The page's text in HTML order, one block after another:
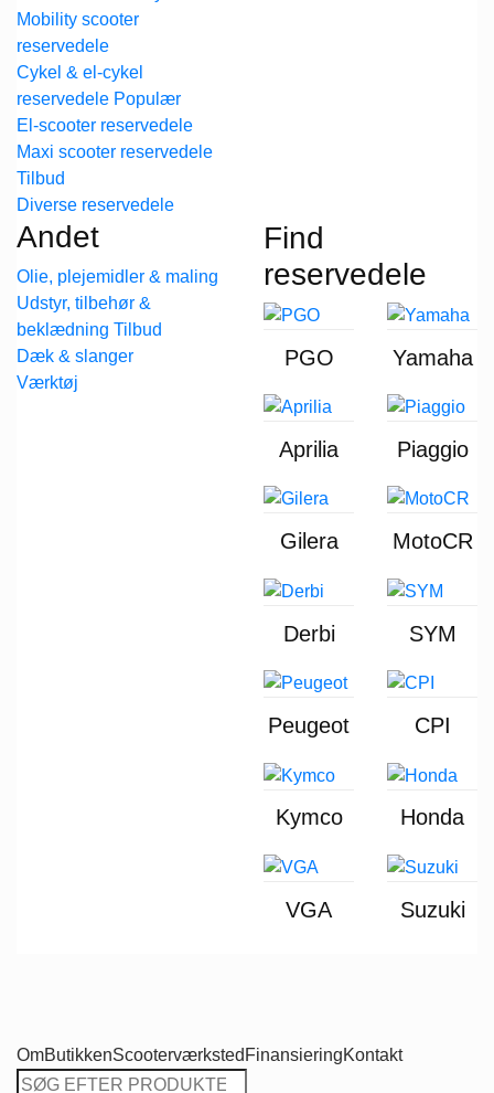
Mobility scooter
reservedele
Cykel & el-cykel
reservedele
El-scooter reservedele
Maxi scooter reservedele
Diverse reservedele
Andet
Olie, plejemidler & maling
Udstyr, tilbehør &
beklædning
Dæk & slanger
Værktøj
Find
reservedele
PGO Yamaha
Aprilia Piaggio
Gilera MotoCR
Derbi SYM
Peugeot CPI
Kymco Honda
VGA Suzuki
OmButikkenScooterværksted FinansieringKontakt
Søg